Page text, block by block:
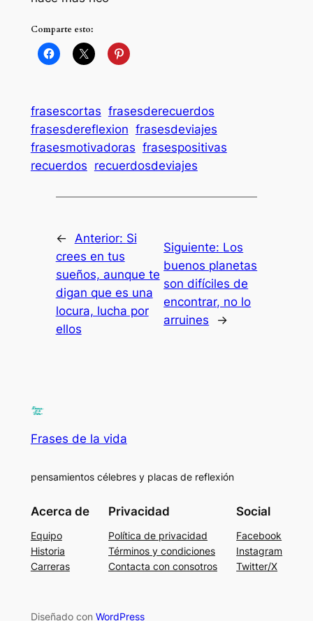
Comparte esto:
frasescortas frasesderecuerdos
frasesdereflexion frasesdeviajes
frasesmotivadoras frasespositivas
recuerdos recuerdosdeviajes
← Anterior: Si
crees en tus
sueños, aunque te
digan que es una
locura, lucha por
ellos
Siguiente: Los
buenos planetas
son difíciles de
encontrar, no lo
arruines
→
Frases de la vida
pensamientos célebres y placas de reflexión
Acerca de
Equipo
Historia
Carreras
Privacidad
Política de privacidad
Términos y condiciones
Contacta con consotros
Social
Facebook
Instagram
Twitter/X
Diseñado con WordPress